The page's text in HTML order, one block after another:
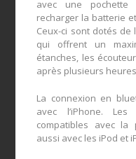
avec une
recharger la batterie
Ceux-ci sont dotés
qui offrent un
étanches, les
après plusieurs
La connexion en
avec l’iPhone.
compatibles avec la
aussi avec les iPod et